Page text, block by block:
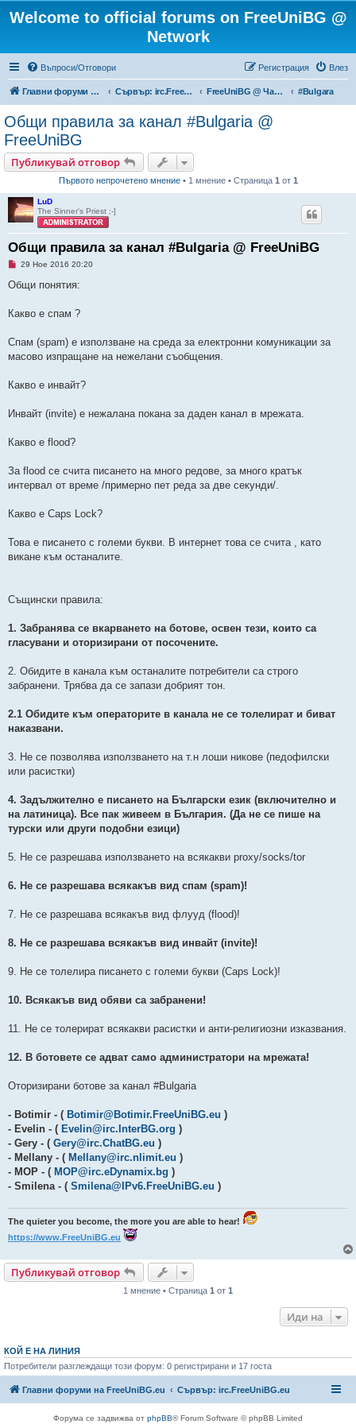
Welcome to official forums on FreeUniBG @
Network
Въпроси/Отговори Влез
Регистрация
Главни форуми на FreeUniBG.eu Сървър: irc.FreeUniBG.eu FreeUniBG @ Чат канали #Bulgara
Общи правила за канал #Bulgaria @
FreeUniBG
Публикувай отговор
Първото непрочетено мнение• 1 мнение • Страница 1 от 1
LuD
The Sinner's Priest ;-]
Общи правила за канал #Bulgaria @ FreeUniBG
Н
п
ч
е
о
е
е
29 Ное 2016 20:20
Общи понятия:
Какво е спам ?
Спам (spam) е използване на среда за електронни комуникации за
масово изпращане на нежелани съобщения.
Какво е инвайт?
Инвайт (invite) е нежалана покана за даден канал в мрежата.
Какво е flood?
За flood се счита писането на много редове, за много кратък
интервал от време /примерно пет реда за две секунди/.
Какво е Caps Lock?
Това е писането с големи букви. В интернет това се счита , като
викане към останалите.
Същински правила:
1. Забранява се вкарването на ботове, освен тези, които са
гласувани и оторизирани от посочените.
2. Обидите в канала към останалите потребители са строго
забранени. Трябва да се запази добрият тон.
2.1 Обидите към операторите в канала не се толелират и биват
наказвани.
3. Не се позволява използването на т.н лоши никове (педофилски
или расистки)
4. Задължително е писането на Български език (включително и
на латиница). Все пак живеем в България. (Да не се пише на
турски или други подобни езици)
5. Не се разрешава използването на всякакви proxy/socks/tor
6. Не се разрешава всякакъв вид спам (spam)!
7. Не се разрешава всякакъв вид флууд (flood)!
8. Не се разрешава всякакъв вид инвайт (invite)!
9. Не се толелира писането с големи букви (Caps Lock)!
10. Всякакъв вид обяви са забранени!
11. Не се толерират всякакви расистки и анти-религиозни изказвания.
12. В ботовете се адват само администратори на мрежата!
Оторизирани ботове за канал #Bulgaria
- Botimir - ( Botimir@Botimir.FreeUniBG.eu )
- Evelin - ( Evelin@irc.InterBG.org )
- Gery - ( Gery@irc.ChatBG.eu )
- Mellany - ( Mellany@irc.nlimit.eu )
- MOP - ( MOP@irc.eDynamix.bg )
- Smilena - ( Smilena@IPv6.FreeUniBG.eu )
The quieter you become, the more you are able to hear!
https://www.FreeUniBG.eu
Публикувай отговор
1 мнение • Страница 1 от 1
Иди на
КОЙ Е НА ЛИНИЯ
Потребители разглеждащи този форум: 0 регистрирани и 17 госта
Главни форуми на FreeUniBG.eu Сървър: irc.FreeUniBG.eu
Форума се задвижва от phpBB® Forum Software © phpBB Limited